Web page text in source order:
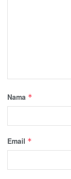
Nama *
Email *